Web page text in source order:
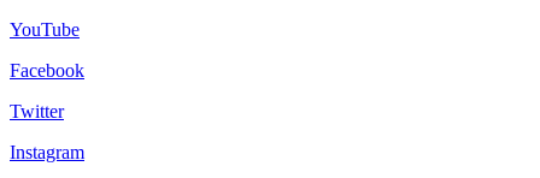
YouTube
Facebook
Twitter
Instagram